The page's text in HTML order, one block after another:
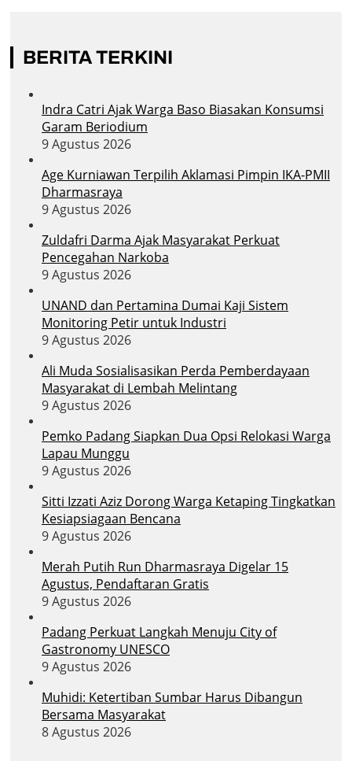
BERITA TERKINI
Indra Catri Ajak Warga Baso Biasakan Konsumsi
Garam Beriodium
9 Agustus 2026
Age Kurniawan Terpilih Aklamasi Pimpin IKA-PMII
Dharmasraya
9 Agustus 2026
Zuldafri Darma Ajak Masyarakat Perkuat
Pencegahan Narkoba
9 Agustus 2026
UNAND dan Pertamina Dumai Kaji Sistem
Monitoring Petir untuk Industri
9 Agustus 2026
Ali Muda Sosialisasikan Perda Pemberdayaan
Masyarakat di Lembah Melintang
9 Agustus 2026
Pemko Padang Siapkan Dua Opsi Relokasi Warga
Lapau Munggu
9 Agustus 2026
Sitti Izzati Aziz Dorong Warga Ketaping Tingkatkan
Kesiapsiagaan Bencana
9 Agustus 2026
Merah Putih Run Dharmasraya Digelar 15
Agustus, Pendaftaran Gratis
9 Agustus 2026
Padang Perkuat Langkah Menuju City of
Gastronomy UNESCO
9 Agustus 2026
Muhidi: Ketertiban Sumbar Harus Dibangun
Bersama Masyarakat
8 Agustus 2026